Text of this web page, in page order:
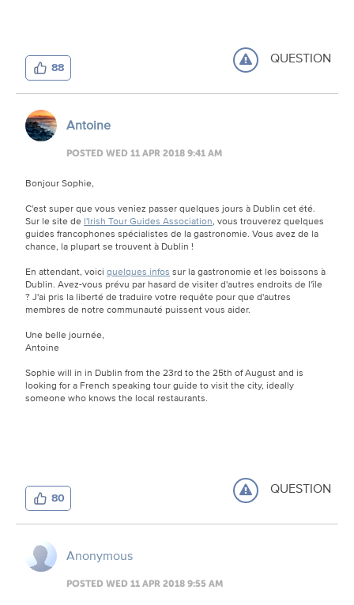
88 QUESTION
Antoine
POSTED WED 11 APR 2018 9:41 AM
Bonjour Sophie,
C'est super que vous veniez passer quelques jours à Dublin cet été.
Sur le site de l'Irish Tour Guides Association, vous trouverez quelques
guides francophones spécialistes de la gastronomie. Vous avez de la
chance, la plupart se trouvent à Dublin !
En attendant, voici quelques infos sur la gastronomie et les boissons à
Dublin. Avez-vous prévu par hasard de visiter d'autres endroits de l'île
? J'ai pris la liberté de traduire votre requête pour que d'autres
membres de notre communauté puissent vous aider.
Une belle journée,
Antoine
Sophie will in in Dublin from the 23rd to the 25th of August and is
looking for a French speaking tour guide to visit the city, ideally
someone who knows the local restaurants.
80 QUESTION
Anonymous
POSTED WED 11 APR 2018 9:55 AM